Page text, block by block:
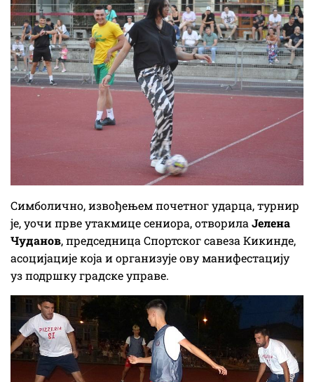
Симболично, извођењем почетног ударца, турнир
је, уочи прве утакмице сениора, отворилаЈелена
Чуданов, председница Спортског савеза Кикинде,
асоцијације која и организује ову манифестацију
уз подршку градске управе.